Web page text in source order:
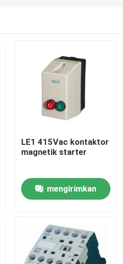
LE1 415Vac kontaktor
magnetik starter
mengirimkan